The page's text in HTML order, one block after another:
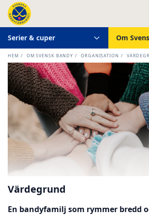
Serier & cuper Om
HEM / OM SVENSK BANDY / ORGANISATION /
Värdegrund
En bandyfamilj som rymmer bredd